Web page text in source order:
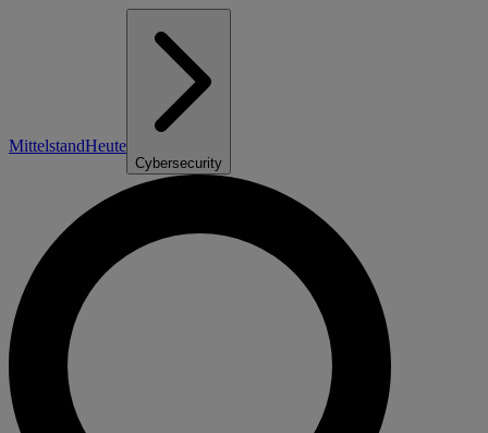
MittelstandHeute
Cybersecurity